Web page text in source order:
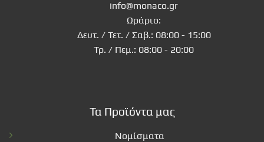
info@monaco.gr
Ωράριο:
Δευτ. / Τετ. / Σαβ.: 08:00 - 15:00
Τρ. / Πεμ.: 08:00 - 20:00
Τα Προϊόντα μας
Νομίσματα